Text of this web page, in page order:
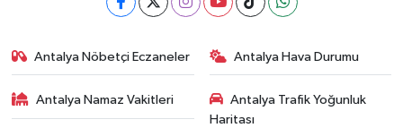
Antalya Nöbetçi Eczaneler Antalya Hava Durumu
Antalya Namaz Vakitleri
Antalya Trafik Yoğunluk
Haritası